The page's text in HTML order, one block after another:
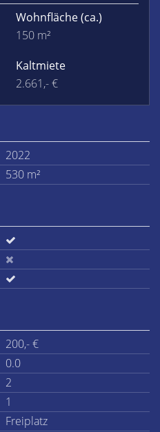
Wohnfläche(ca.)
150 m²
Kaltmiete
2.661,- €
2022
530 m²
200,- €
0.0
2
1
Freiplatz